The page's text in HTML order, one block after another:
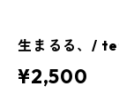
生まるる、/
¥2,500